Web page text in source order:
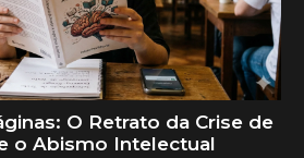
O Retrato da Crise de
o Abismo Intelectual